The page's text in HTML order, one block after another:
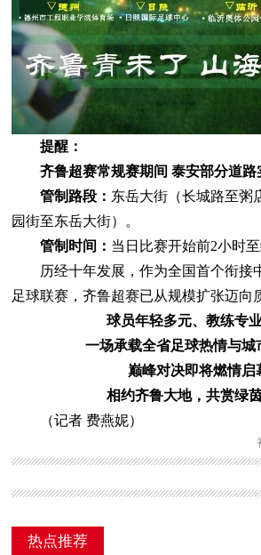
提醒：
齐鲁超赛常规赛期间 泰安部分道路
管制路段： 东岳大街（长城路至粥
园街至东岳大街）。
管制时间： 当日比赛开始前2小时至
历经十年发展，作为全国首个衔接
足球联赛，齐鲁超赛已从规模扩张迈向
球员年轻多元、教练专
一场承载全省足球热情与城
巅峰对决即将燃情启
相约齐鲁大地，共赏绿
（记者 费燕妮）
热点推荐